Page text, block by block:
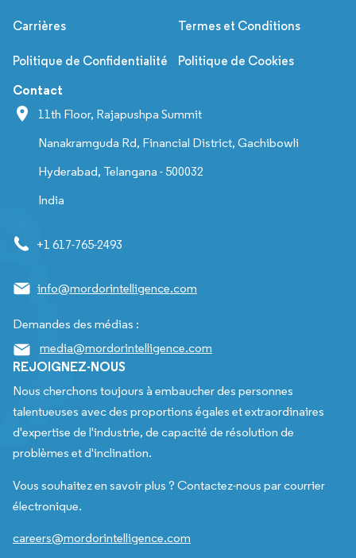
Carrières Termes et Conditions
Politique de Confidentialité Politique de Cookies
Contact
11th Floor, Rajapushpa Summit
Nanakramguda Rd, Financial District, Gachibowli
Hyderabad, Telangana - 500032
India
+1 617-765-2493
info@mordorintelligence.com
Demandes des médias :
media@mordorintelligence.com
REJOIGNEZ-NOUS
Nous cherchons toujours à embaucher des personnes
talentueuses avec des proportions égales et extraordinaires
d'expertise de l'industrie, de capacité de résolution de
problèmes et d'inclination.
Vous souhaitez en savoir plus ? Contactez-nous par courrier
électronique.
careers@mordorintelligence.com